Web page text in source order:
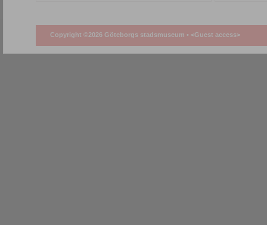
Copyright ©2026 Göteborgs stadsmuseum • <Guest access>